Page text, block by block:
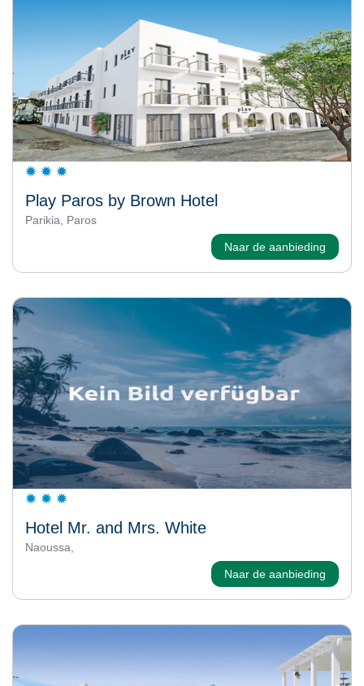
Play Paros by Brown Hotel
Parikia, Paros
Naar de aanbieding
Hotel Mr. and Mrs. White
Naoussa,
Naar de aanbieding